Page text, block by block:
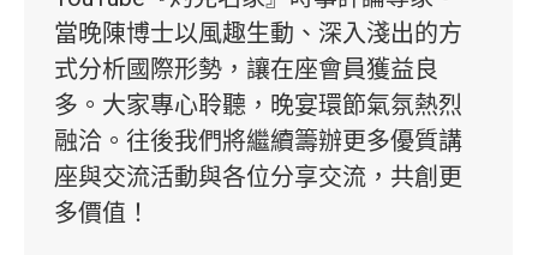
當晚陳博士以風趣生動、深入淺出的方
式分析國際形勢，讓在座會員獲益良
多。大家專心聆聽，晚宴環節氣氛熱烈
融洽。往後我們將繼續籌辦更多優質講
座與交流活動與各位分享交流，共創更
多價值！